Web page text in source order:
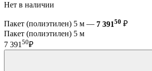
Нет в наличии
Пакет (полиэтилен) 5 м — 7 39150 ₽
Пакет (полиэтилен) 5 м
7 391 50₽